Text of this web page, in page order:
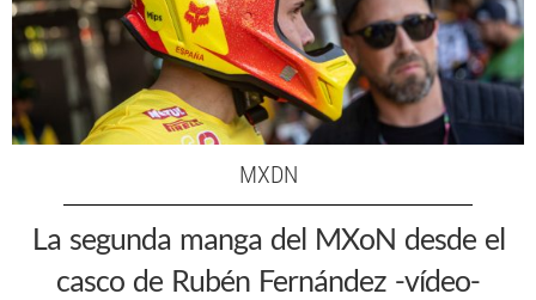
MXDN
La segunda manga del MXoN desde el
casco de Rubén Fernández -vídeo-